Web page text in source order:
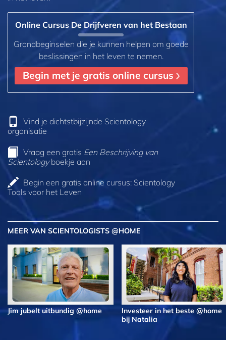
Online Cursus De Drijfveren van het Bestaan
Grondbeginselen die je kunnen helpen om goede
beslissingen in het leven te nemen.
Begin met je gratis online cursus
Vind je dichtstbijzijnde Scientology
organisatie
Vraag een gratis Een Beschrijving van
Scientologyboekje aan
Begin een gratis online cursus: Scientology
Tools voor het Leven
MEER VAN SCIENTOLOGISTS @HOME
Jim jubelt uitbundig @home
Investeer in het beste @home
bij Natalia